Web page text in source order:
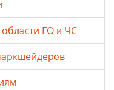
ГО и ЧС